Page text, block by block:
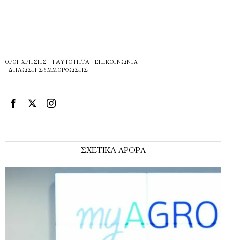
ΌΡΟΙ ΧΡΉΣΗΣ ΤΑΥΤΌΤΗΤΑ
ΕΠΙΚΟΙΝΩΝΊΑ
ΔΉΛΩΣΗ ΣΥΜΜΌΡΦΩΣΗΣ
ΣΧΕΤΙΚΑ ΑΡΘΡΑ